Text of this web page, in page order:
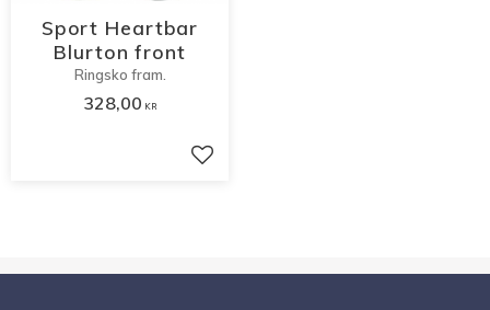
Sport Heartbar
Blurton front
Ringsko fram.
328,00 KR
Lägg till i favoriter